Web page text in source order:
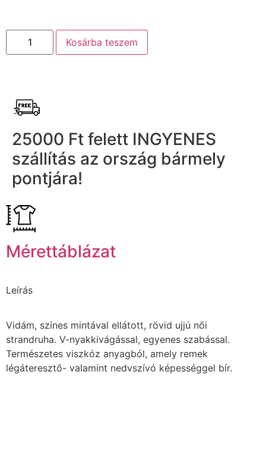
Kosárba teszem
25000 Ft felett INGYENES
szállítás az ország bármely
pontjára!
Mérettáblázat
Leírás
Vidám, színes mintával ellátott, rövid ujjú női
strandruha. V-nyakkivágással, egyenes szabással.
Természetes viszkóz anyagból, amely remek
légáteresztő- valamint nedvszívó képességgel bír.